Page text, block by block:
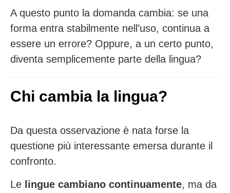
A questo punto la domanda cambia: se una
forma entra stabilmente nell’uso, continua a
essere un errore? Oppure, a un certo punto,
diventa semplicemente parte della lingua?
Chi cambia la lingua?
Da questa osservazione è nata forse la
questione più interessante emersa durante il
confronto.
Le lingue cambiano continuamente, ma da